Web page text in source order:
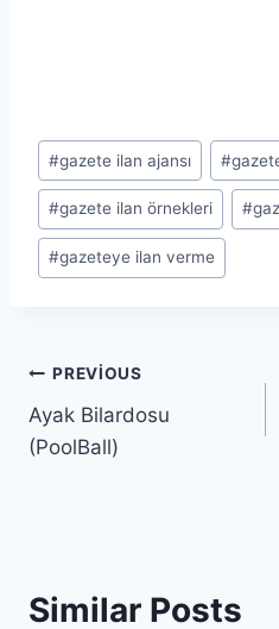
Post
Tags:
#gazete ilan ajansı #
#gazete ilan örnekleri #
#gazeteye ilan verme
Yazı
gezinmesi
PREVIOUS
Ayak Bilardosu
(PoolBall)
Similar Posts